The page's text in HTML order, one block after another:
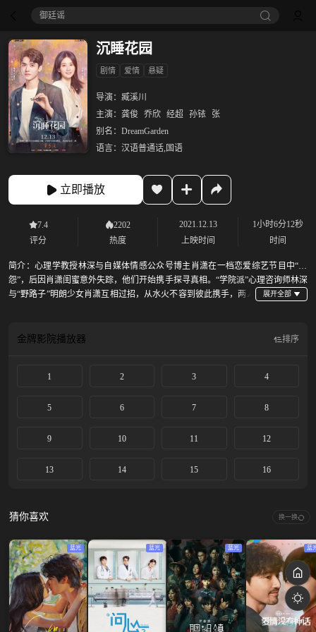
御廷谣‎
沉睡花园
剧情 爱情 悬疑
导演： 臧溪川
主演： 龚俊 乔欣 经超 孙铱
张
别名： DreamGarden
语言： 汉语普通话,国语
立即播放
7.4
评分
2202
热度
2021.12.13
上映时间
1小时6分12秒
时间
简介： 心理学教授林深与自媒体情感公众号博主肖潇在一档恋爱综艺节目中“结
怨”，后因肖潇闺蜜意外失踪，他们开始携手探寻真相。“学院派”心理咨询师林深
与“野路子”明朗少女肖潇互相过招，从水火不容到彼此携手，两人
金牌影院播放器 排序
1 2 3 4
5 6 7 8
9 10 11 12
13 14 15 16
猜你喜欢 换一换
蓝光 蓝光 蓝光 蓝